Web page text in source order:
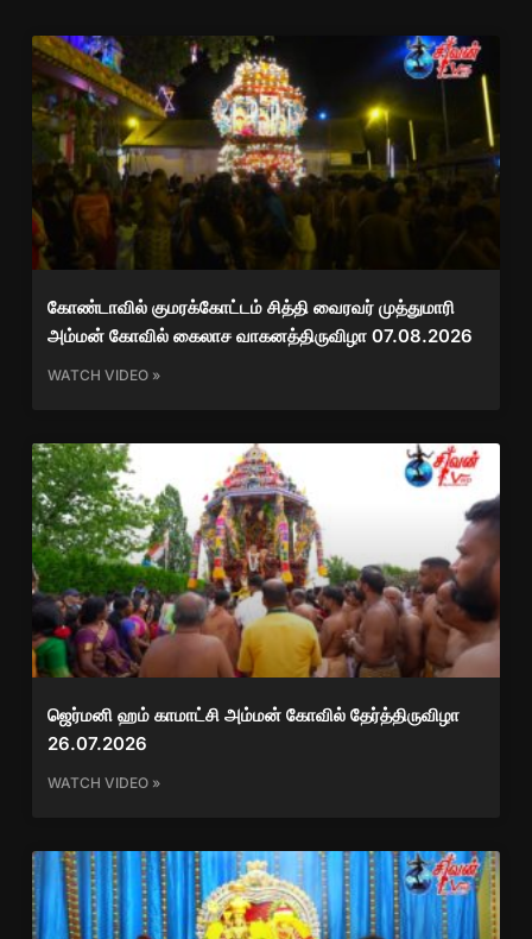
கோண்டாவில் குமரக்கோட்டம் சித்தி வைரவர் முத்துமாரி
அம்மன் கோவில் கைலாச வாகனத்திருவிழா 07.08.2026
WATCH VIDEO »
ஜெர்மனி ஹம் காமாட்சி அம்மன் கோவில் தேர்த்திருவிழா
26.07.2026
WATCH VIDEO »